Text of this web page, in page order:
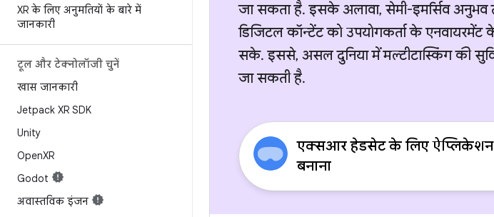
XR के लिए अनुमतियों के बारे में
जानकारी
टूल और टेक्नोलॉजी चुनें
खास जानकारी
Jetpack XR SDK
Unity
OpenXR
Godot
अवास्तविक इंजन
जा सकता है. इसके अलावा, सेमी-इमर्सिव अनुभव
डिजिटल कॉन्टेंट को उपयोगकर्ता के एनवायरमेंट
सके. इससे, असल दुनिया में मल्टीटास्किंग की
जा सकती है.
एक्सआर हेडसेट के लिए ऐप्लिकेशन
बनाना